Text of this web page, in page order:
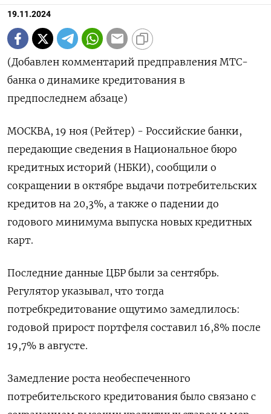
19.11.2024
(Добавлен комментарий предправления МТС-
банка о динамике кредитования в
предпоследнем абзаце)
МОСКВА, 19 ноя (Рейтер) - Российские банки,
передающие сведения в Национальное бюро
кредитных историй (НБКИ), сообщили о
сокращении в октябре выдачи потребительских
кредитов на 20,3%, а также о падении до
годового минимума выпуска новых кредитных
карт.
Последние данные ЦБР были за сентябрь.
Регулятор указывал, что тогда
потребкредитование ощутимо замедлилось:
годовой прирост портфеля составил 16,8% после
19,7% в августе.
Замедление роста необеспеченного
потребительского кредитования было связано с